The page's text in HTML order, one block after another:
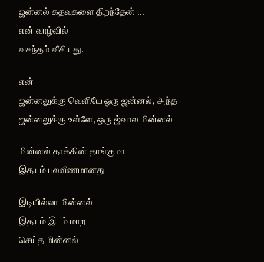
ஜன்னல் கதவுகளை திறந்தேன் ...
என் வாழ்வில்
வசந்தம் வீசியது.
என்
ஜன்னலுக்கு வெளியே ஒரு ஜன்னல், அந்த
ஜன்னலுக்கு உள்ளே, ஒரு ஜ்வால மின்னல்
மின்னல் தாக்கின் தாங்குமா
இதயம் பலவீணமானது
இடியில்லா மின்னல்
இதயம் இடம் மாற
செய்த மின்னல்